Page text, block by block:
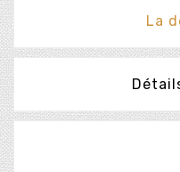
La